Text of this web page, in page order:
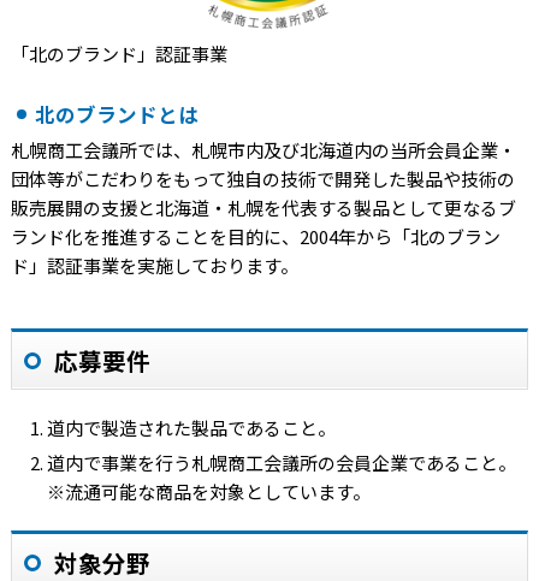
「北のブランド」認証事業
北のブランドとは
札幌商工会議所では、札幌市内及び北海道内の当所会員企業・
団体等がこだわりをもって独自の技術で開発した製品や技術の
販売展開の支援と北海道・札幌を代表する製品として更なるブ
ランド化を推進することを目的に、2004年から「北のブラン
ド」認証事業を実施しております。
応募要件
道内で製造された製品であること。
道内で事業を行う札幌商工会議所の会員企業であること。
※流通可能な商品を対象としています。
対象分野